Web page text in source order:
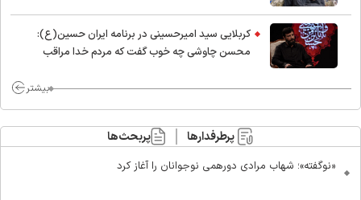
کربلایی سید امیر‌حسینی در برنامه ایران حسین(ع):
محسن چاوشی چه خوب گفت که مردم خدا مراقب
بیشتر
پرطرفدارها پربحث‌ها
«نوگفته»؛ شهاب مرادی دورهمی نوجوانان را آغاز کرد